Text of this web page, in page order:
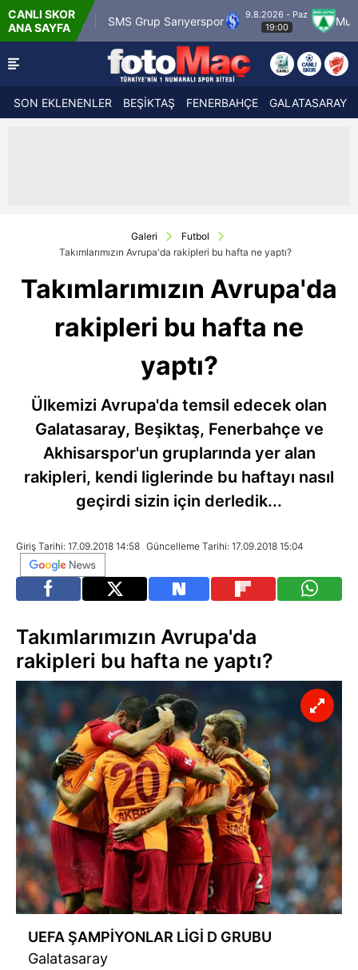
CANLI SKOR
ANA SAYFA
SMS Grup Sarıyerspor
9.8.2026 - Paz
19:00
Muğlaspor
SON EKLENENLER BEŞİKTAŞ FENERBAHÇE GALATASARAY
Galeri
Futbol
Takımlarımızın Avrupa'da rakipleri bu hafta ne yaptı?
Takımlarımızın Avrupa'da
rakipleri bu hafta ne
yaptı?
Ülkemizi Avrupa'da temsil edecek olan
Galatasaray, Beşiktaş, Fenerbahçe ve
Akhisarspor'un gruplarında yer alan
rakipleri, kendi liglerinde bu haftayı nasıl
geçirdi sizin için derledik...
Giriş Tarihi: 17.09.2018 14:58 Güncelleme Tarihi: 17.09.2018 15:04
Takımlarımızın Avrupa'da
rakipleri bu hafta ne yaptı?
UEFA ŞAMPİYONLAR LİGİ D GRUBU
Galatasaray